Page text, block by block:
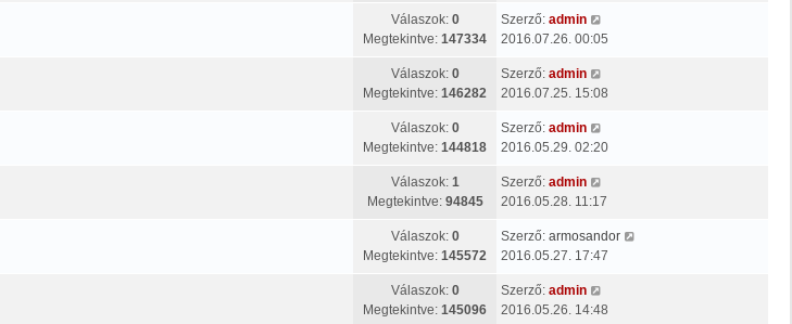
Válaszok: 0
Megtekintve: 147334
Szerző: admin
2016.07.26. 00:05
Válaszok: 0
Megtekintve: 146282
Szerző: admin
2016.07.25. 15:08
Válaszok: 0
Megtekintve: 144818
Szerző: admin
2016.05.29. 02:20
Válaszok: 1
Megtekintve: 94845
Szerző: admin
2016.05.28. 11:17
Válaszok: 0
Megtekintve: 145572
Szerző: armosandor
2016.05.27. 17:47
Válaszok: 0
Megtekintve: 145096
Szerző: admin
2016.05.26. 14:48